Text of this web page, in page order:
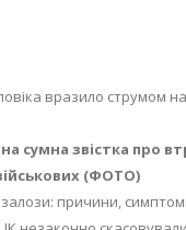
вразило струмом
сумна звістка про
(ФОТО)
причини,